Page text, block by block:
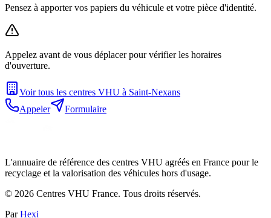
Pensez à apporter vos papiers du véhicule et votre pièce d'identité.
Appelez avant de vous déplacer pour vérifier les horaires
d'ouverture.
Voir tous les centres VHU à Saint-Nexans
Appeler
Formulaire
L'annuaire de référence des centres VHU agréés en France pour le
recyclage et la valorisation des véhicules hors d'usage.
© 2026 Centres VHU France. Tous droits réservés.
Par Hexi